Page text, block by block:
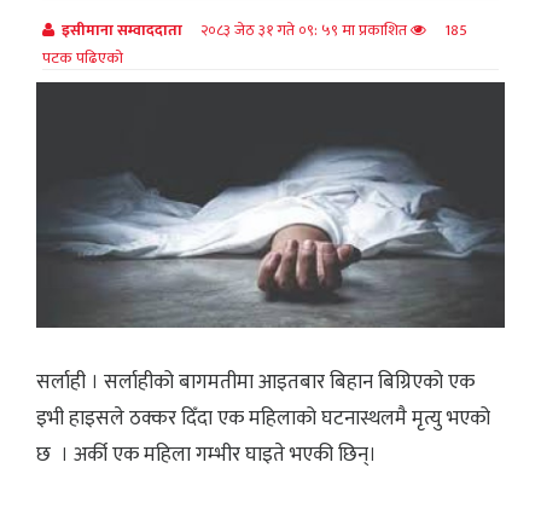
इसीमाना सम्वाददाता २०८३ जेठ ३१ गते ०९: ५९ मा प्रकाशित
185
पटक पढिएको
सर्लाही । सर्लाहीको बागमतीमा आइतबार बिहान बिग्रिएको एक
इभी हाइसले ठक्कर दिँदा एक महिलाको घटनास्थलमै मृत्यु भएको
छ । अर्की एक महिला गम्भीर घाइते भएकी छिन्।